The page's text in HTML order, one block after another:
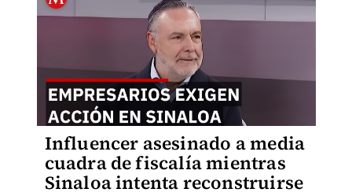
Influencer asesinado a media
cuadra de fiscalía mientras
Sinaloa intenta reconstruirse